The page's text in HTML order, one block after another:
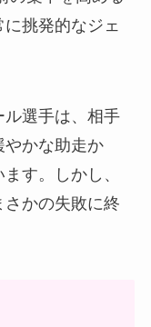
挑発的なジェ
ル選手は、相手
やかな助走か
す。しかし、
かの失敗に終